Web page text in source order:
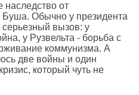
наследство от
Обычно у президента
вызов: у
у Рузвельта - борьба с
коммунизма. А
две войны и один
который чуть не